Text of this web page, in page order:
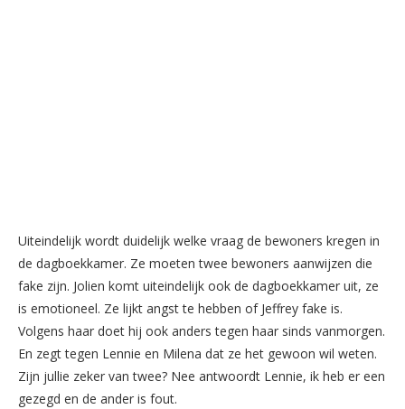
Uiteindelijk wordt duidelijk welke vraag de bewoners kregen in
de dagboekkamer. Ze moeten twee bewoners aanwijzen die
fake zijn. Jolien komt uiteindelijk ook de dagboekkamer uit, ze
is emotioneel. Ze lijkt angst te hebben of Jeffrey fake is.
Volgens haar doet hij ook anders tegen haar sinds vanmorgen.
En zegt tegen Lennie en Milena dat ze het gewoon wil weten.
Zijn jullie zeker van twee? Nee antwoordt Lennie, ik heb er een
gezegd en de ander is fout.